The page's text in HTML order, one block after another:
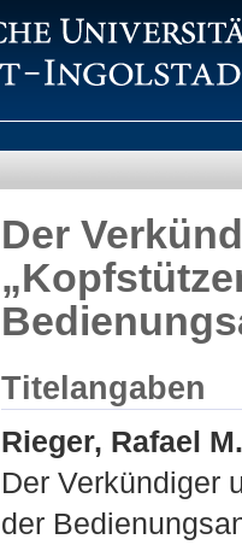
Der
Titelangaben
Rieger, Rafael M.
Der Verkündiger
der